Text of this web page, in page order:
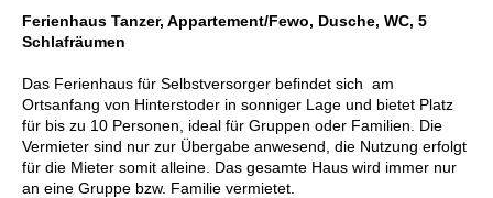
Ferienhaus Tanzer, Appartement/Fewo, Dusche, WC, 5
Schlafräumen
Das Ferienhaus für Selbstversorger befindet sich am
Ortsanfang von Hinterstoder in sonniger Lage und bietet Platz
für bis zu 10 Personen, ideal für Gruppen oder Familien. Die
Vermieter sind nur zur Übergabe anwesend, die Nutzung erfolgt
für die Mieter somit alleine. Das gesamte Haus wird immer nur
an eine Gruppe bzw. Familie vermietet.